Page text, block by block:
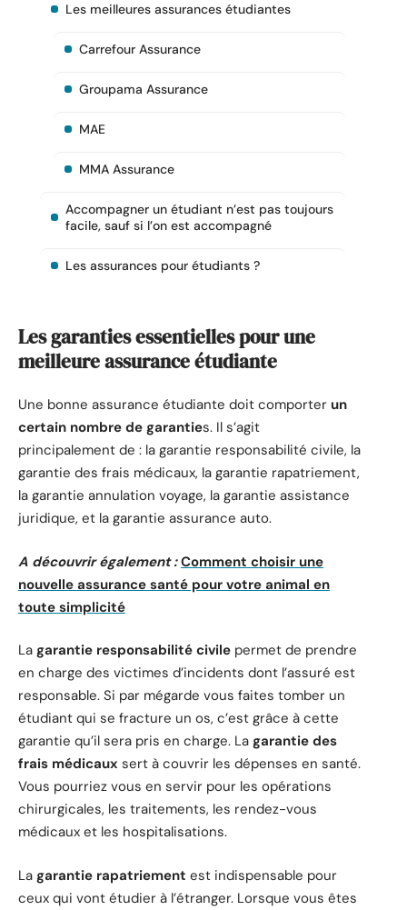
Les meilleures assurances étudiantes
Carrefour Assurance
Groupama Assurance
MAE
MMA Assurance
Accompagner un étudiant n’est pas toujours
facile, sauf si l’on est accompagné
Les assurances pour étudiants ?
Les garanties essentielles pour une
meilleure assurance étudiante
Une bonne assurance étudiante doit comporter un
certain nombre de garanties. Il s’agit
principalement de : la garantie responsabilité civile, la
garantie des frais médicaux, la garantie rapatriement,
la garantie annulation voyage, la garantie assistance
juridique, et la garantie assurance auto.
A découvrir également : Comment choisir une
nouvelle assurance santé pour votre animal en
toute simplicité
La garantie responsabilité civile permet de prendre
en charge des victimes d’incidents dont l’assuré est
responsable. Si par mégarde vous faites tomber un
étudiant qui se fracture un os, c’est grâce à cette
garantie qu’il sera pris en charge. La garantie des
frais médicaux sert à couvrir les dépenses en santé.
Vous pourriez vous en servir pour les opérations
chirurgicales, les traitements, les rendez-vous
médicaux et les hospitalisations.
La garantie rapatriement est indispensable pour
ceux qui vont étudier à l’étranger. Lorsque vous êtes